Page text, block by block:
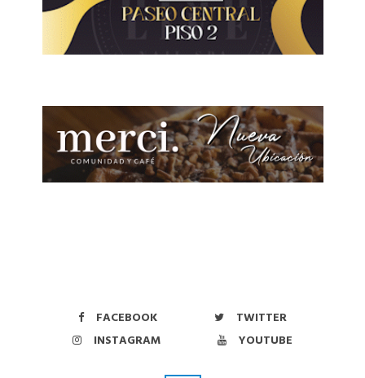
FACEBOOK
TWITTER
INSTAGRAM
YOUTUBE